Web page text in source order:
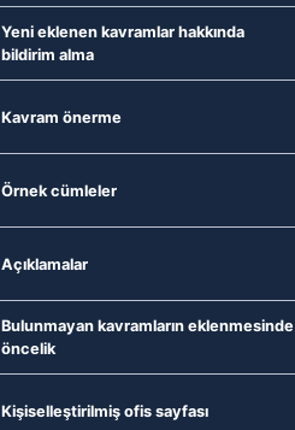
Yeni eklenen kavramlar hakkında
bildirim alma
Kavram önerme
Örnek cümleler
Açıklamalar
Bulunmayan kavramların eklenmesinde
öncelik
Kişiselleştirilmiş ofis sayfası